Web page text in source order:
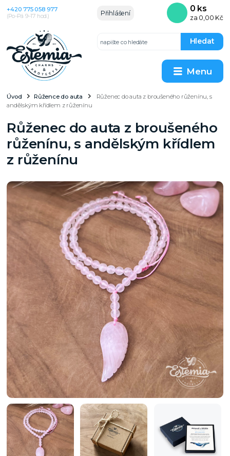
Menu
Přihlášení
Hledat
+420 775 058 977
(Po–Pá 9–17 hod.)
0 ks
za 0,00 Kč
Úvod Růžence do auta
Růženec do auta z broušeného růženínu, s
andělským křídlem z růženínu
Růženec do auta z broušeného
růženínu, s andělským křídlem
z růženínu